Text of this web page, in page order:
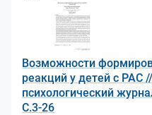
Возможности
реакций у детей с РАС
психологический
С.3-26